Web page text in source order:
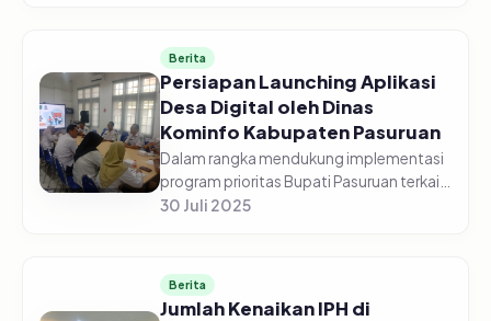
Berita
Persiapan Launching Aplikasi
Desa Digital oleh Dinas
Kominfo Kabupaten Pasuruan
Dalam rangka mendukung implementasi
program prioritas Bupati Pasuruan terkait
digitalisasi layanan publik, Dinas
30 Juli 2025
Berita
Jumlah Kenaikan IPH di